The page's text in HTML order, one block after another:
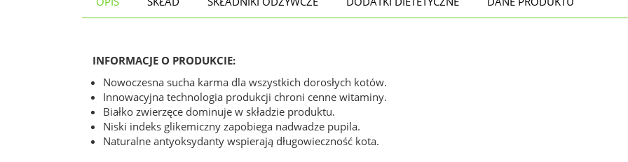
INFORMACJE O PRODUKCIE:
Nowoczesna sucha karma dla wszystkich dorosłych kotów.
Innowacyjna technologia produkcji chroni cenne witaminy.
Białko zwierzęce dominuje w składzie produktu.
Niski indeks glikemiczny zapobiega nadwadze pupila.
Naturalne antyoksydanty wspierają długowieczność kota.